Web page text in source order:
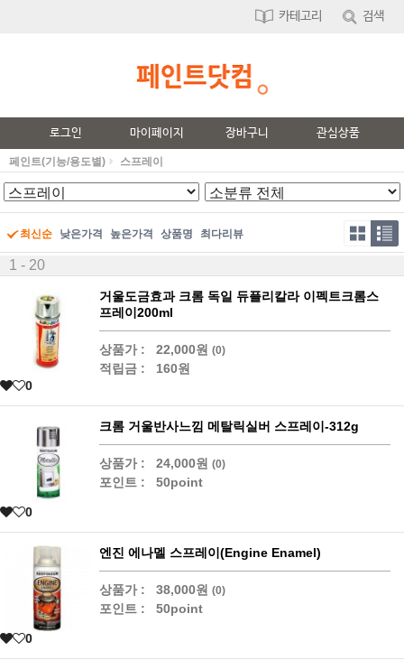
카테고리 검색
로그인 마이페이지 장바구니 관심상품
페인트(기능/용도별) 스프레이
최신순 낮은가격 높은가격 상품명 최다리뷰
1 - 20
거울도금효과 크롬 독일 듀플리칼라 이펙트크롬스
프레이200ml
상품가 : 22,000원 (0)
적립금 :
160원
0
크롬 거울반사느낌 메탈릭실버 스프레이-312g
상품가 : 24,000원 (0)
포인트 : 50point
0
엔진 에나멜 스프레이(Engine Enamel)
상품가 : 38,000원 (0)
포인트 : 50point
0